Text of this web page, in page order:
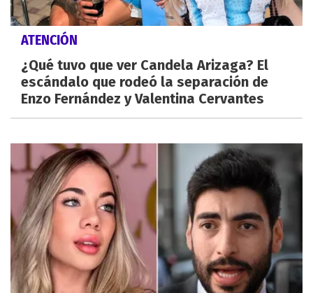
ATENCIÓN
¿Qué tuvo que ver Candela Arizaga? El
escándalo que rodeó la separación de
Enzo Fernández y Valentina Cervantes